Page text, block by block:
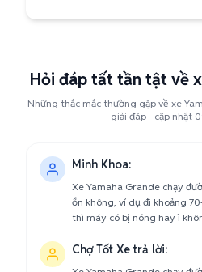
Hỏi đáp tất tần tật về
Những thắc mắc thường gặp về xe
giải đáp - cập nhật
Minh Khoa:
Xe Yamaha Grande chạy
ổn không, ví dụ đi khoảng
thì máy có bị nóng hay ì
Chợ Tốt Xe trả lời: